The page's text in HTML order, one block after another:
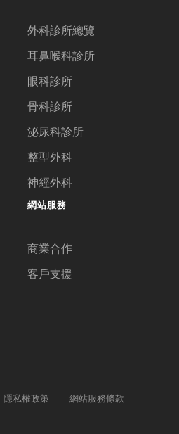
外科診所總覽
耳鼻喉科診所
眼科診所
骨科診所
泌尿科診所
整型外科
神經外科
網站服務
商業合作
客戶支援
隱私權政策 網站服務條款